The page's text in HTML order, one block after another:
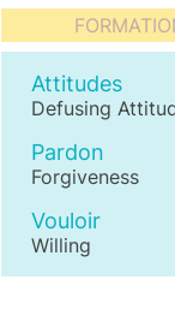
Attitudes
Defusing
Pardon
Forgiveness
Vouloir
Willing